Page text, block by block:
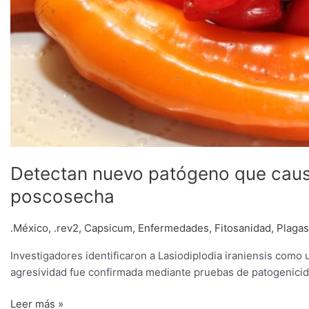
Detectan nuevo patógeno que
poscosecha
.México, .rev2, Capsicum, Enfermedades, Fitosanidad, Plagas
Investigadores identificaron a Lasiodiplodia iraniensis
agresividad fue confirmada mediante pruebas de
Leer más »